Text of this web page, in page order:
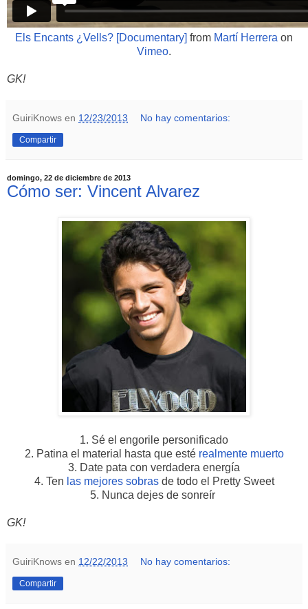
Els Encants ¿Vells? [Documentary] from Martí Herrera on
Vimeo.
GK!
GuiriKnows en 12/23/2013 No hay comentarios:
Compartir
domingo, 22 de diciembre de 2013
Cómo ser: Vincent Alvarez
1. Sé el engorile personificado
2. Patina el material hasta que esté realmente muerto
3. Date pata con verdadera energía
4. Ten las mejores sobrasde todo el Pretty Sweet
5. Nunca dejes de sonreír
GK!
GuiriKnows en 12/22/2013 No hay comentarios:
Compartir